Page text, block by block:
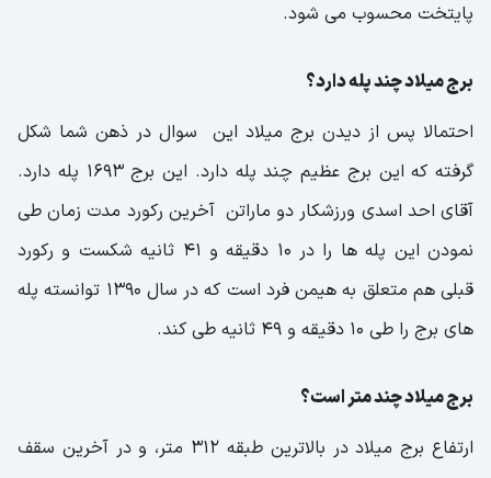
پایتخت محسوب می شود.
برج میلاد چند پله دارد؟
احتمالا پس از دیدن برج میلاد این سوال در ذهن شما شکل
گرفته که این برج عظیم چند پله دارد. این برج 1693 پله دارد.
آقای احد اسدی ورزشکار دو ماراتن آخرین رکورد مدت زمان طی
نمودن این پله ها را در 10 دقیقه و 41 ثانیه شکست و رکورد
قبلی هم متعلق به هیمن فرد است که در سال ۱۳۹۰ توانسته پله‌
های برج را طی ۱۰ دقیقه و ۴۹ ثانیه طی کند.
برج میلاد چند متر است؟
ارتفاع برج میلاد در بالاترین طبقه ۳۱۲ متر، و در آخرین سقف